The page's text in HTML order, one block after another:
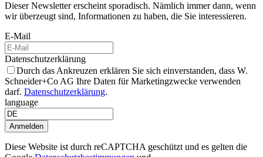
Dieser Newsletter erscheint sporadisch. Nämlich immer dann, wenn
wir überzeugt sind, Informationen zu haben, die Sie interessieren.
E-Mail
Datenschutzerklärung
Durch das Ankreuzen erklären Sie sich einverstanden, dass W.
Schneider+Co AG Ihre Daten für Marketingzwecke verwenden
darf. Datenschutzerklärung.
language
Anmelden
Diese Website ist durch reCAPTCHA geschützt und es gelten die